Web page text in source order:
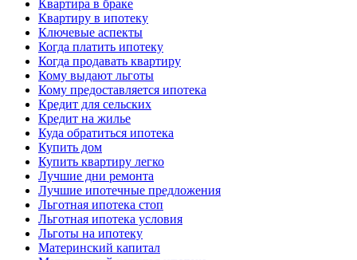
Квартира в браке
Квартиру в ипотеку
Ключевые аспекты
Когда платить ипотеку
Когда продавать квартиру
Кому выдают льготы
Кому предоставляется ипотека
Кредит для сельских
Кредит на жилье
Куда обратиться ипотека
Купить дом
Купить квартиру легко
Лучшие дни ремонта
Лучшие ипотечные предложения
Льготная ипотека стоп
Льготная ипотека условия
Льготы на ипотеку
Материнский капитал